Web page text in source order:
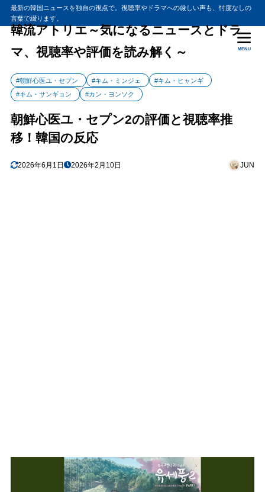
最新の韓国ニュースを独自の視点で。視聴率やドラマへの厳しい声も、忖度なしの
言葉で綴ります。
韓流アトリエ～気になるニュースとドラ
マ、視聴率や評価を読み解く～
MENU
#朝鮮心医ユ・セプン #キム・ミンジェ
#キム・ヒャンギ
#キム・サンギョン
#カン・ヨンソク
朝鮮心医ユ・セプン2の評価と視聴率推
移！韓国の反応
2026年6月1日 2026年2月10日 JUN